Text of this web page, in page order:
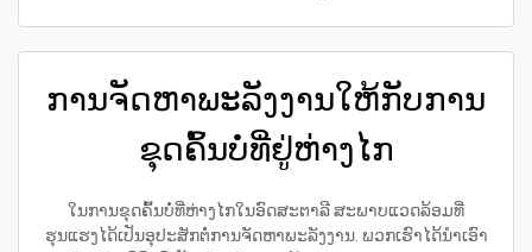
ການຈັດຫາພະລັງງານໃຫ້ກັບການ
ຂຸດຄົ້ນບໍ່ທີ່ຢູ່ຫ່າງໄກ
ໃນການຂຸດຄົ້ນບໍ່ທີ່ຫ່າງໄກໃນອົດສະຕາລີ ສະພາບແວດລ້ອມທີ່
ຮຸນແຮງໄດ້ເປັນອຸປະສັກຕໍ່ການຈັດຫາພະລັງງານ. ພວກເຮົາໄດ້ນຳເອົາ